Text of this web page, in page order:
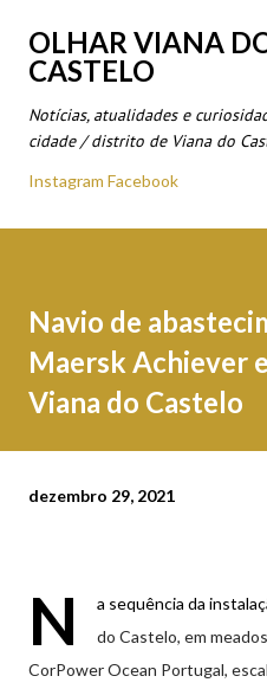
Avançar para o
OLHAR VIANA
CASTELO
Notícias, atualidades e
cidade / distrito de Viana do
Instagram Facebook
Navio de
Maersk Achiever
Viana do Castelo
dezembro 29, 2021
N
a sequência da
do Castelo, em
CorPower Ocean Portugal,